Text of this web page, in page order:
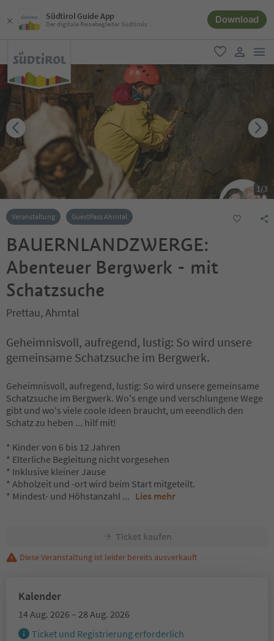
Südtirol Guide App
Der digitale Reisebegleiter Südtirols Download
favorit
user link
1/3
Veranstaltung GuestPass Ahrntal
BAUERNLANDZWERGE:
Abenteuer Bergwerk - mit
Schatzsuche
Prettau, Ahrntal
Geheimnisvoll, aufregend, lustig: So wird unsere
gemeinsame Schatzsuche im Bergwerk.
Geheimnisvoll, aufregend, lustig: So wird unsere gemeinsame
Schatzsuche im Bergwerk. Wo's enge und verschlungene Wege
gibt und wo's viele coole Ideen braucht, um eeendlich den
Schatz zu heben ... hilf mit!
* Kinder von 6 bis 12 Jahren
* Elterliche Begleitung nicht vorgesehen
* Inklusive kleiner Jause
* Abholzeit und -ort wird beim Start mitgeteilt.
* Mindest- und Höhstanzahl ... Lies mehr
Ticket kaufen
Diese Veranstaltung ist leider bereits ausverkauft
Kalender
14 Aug. 2026 – 28 Aug. 2026
Ticket und Registrierung erforderlich